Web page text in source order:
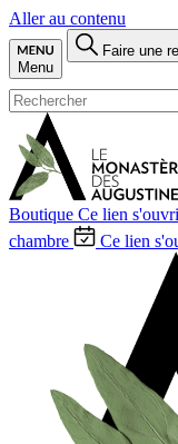
Aller au contenu
Menu
Faire une
Boutique Ce lien
chambre
Ce lien